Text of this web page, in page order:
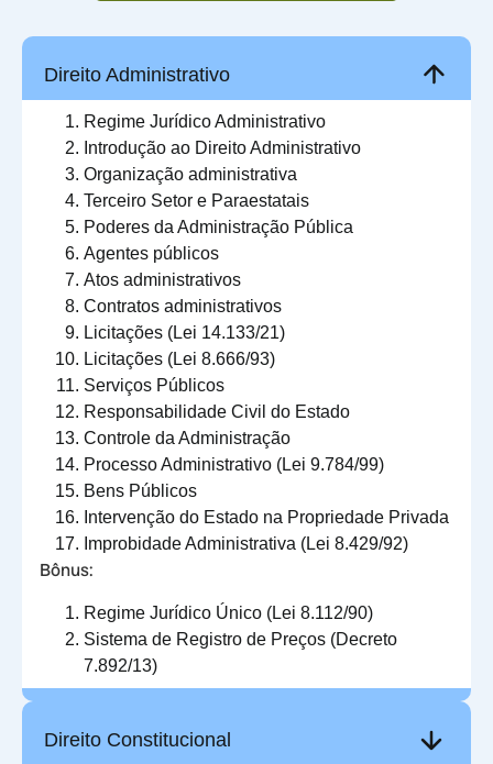
Direito Administrativo
Regime Jurídico Administrativo
Introdução ao Direito Administrativo
Organização administrativa
Terceiro Setor e Paraestatais
Poderes da Administração Pública
Agentes públicos
Atos administrativos
Contratos administrativos
Licitações (Lei 14.133/21)
Licitações (Lei 8.666/93)
Serviços Públicos
Responsabilidade Civil do Estado
Controle da Administração
Processo Administrativo (Lei 9.784/99)
Bens Públicos
Intervenção do Estado na Propriedade Privada
Improbidade Administrativa (Lei 8.429/92)
Bônus:
Regime Jurídico Único (Lei 8.112/90)
Sistema de Registro de Preços (Decreto
7.892/13)
Direito Constitucional